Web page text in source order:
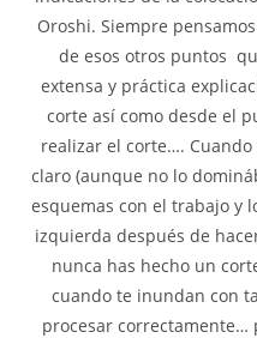
Oroshi. Siempre
de esos otros puntos
extensa y práctica
corte así como desde el
realizar el corte….
claro (aunque no lo
esquemas con el trabajo y
izquierda después de
nunca has hecho un
cuando te inundan con
procesar correctamente…